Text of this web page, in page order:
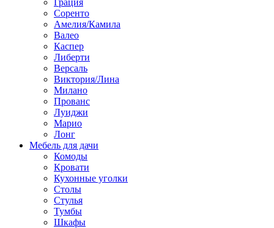
Грация
Соренто
Амелия/Камила
Валео
Каспер
Либерти
Версаль
Виктория/Лина
Милано
Прованс
Луиджи
Марио
Лонг
Мебель для дачи
Комоды
Кровати
Кухонные уголки
Столы
Стулья
Тумбы
Шкафы